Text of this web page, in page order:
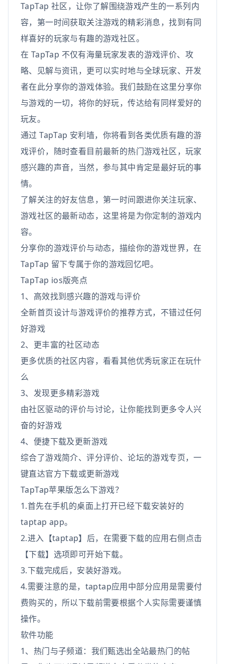
TapTap 社区，让你了解围绕游戏产生的一系列内
容，第一时间获取关注游戏的精彩消息，找到有同
样喜好的玩家与有趣的游戏社区。
在 TapTap 不仅有海量玩家发表的游戏评价、攻
略、见解与资讯，更可以实时地与全球玩家、开发
者在此分享你的游戏体验。我们鼓励在这里分享你
与游戏的一切，将你的好玩，传达给有同样爱好的
玩友。
通过 TapTap 安利墙，你将看到各类优质有趣的游
戏评价，随时查看目前最新的热门游戏社区，玩家
感兴趣的声音，当然，参与其中肯定是最好玩的事
情。
了解关注的好友信息，第一时间跟进你关注玩家、
游戏社区的最新动态，这里将是为你定制的游戏内
容。
分享你的游戏评价与动态，描绘你的游戏世界，在
TapTap 留下专属于你的游戏回忆吧。
TapTap ios版亮点
1、高效找到感兴趣的游戏与评价
全新首页设计与游戏评价的推荐方式，不错过任何
好游戏
2、更丰富的社区动态
更多优质的社区内容，看看其他优秀玩家正在玩什
么
3、发现更多精彩游戏
由社区驱动的评价与讨论，让你能找到更多令人兴
奋的好游戏
4、便捷下载及更新游戏
综合了游戏简介、评分评价、论坛的游戏专页，一
键直达官方下载或更新游戏
TapTap苹果版怎么下游戏？
1.首先在手机的桌面上打开已经下载安装好的
taptap app。
2.进入【taptap】后，在需要下载的应用右侧点击
【下载】选项即可开始下载。
3.下载完成后，安装好游戏。
4.需要注意的是，taptap应用中部分应用是需要付
费购买的，所以下载前需要根据个人实际需要谨慎
操作。
软件功能
1、热门与子频道：我们甄选出全站最热门的帖